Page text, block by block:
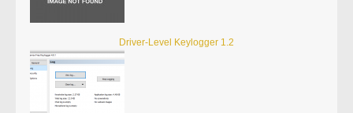
Driver-Level Keylogger 1.2